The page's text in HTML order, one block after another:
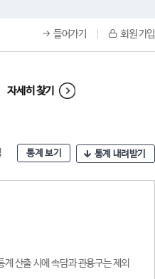
들어가기 회원 가입
자세히 찾기
통계 보기 통계 내려받기
산출 시에 속담과 관용구는 제외